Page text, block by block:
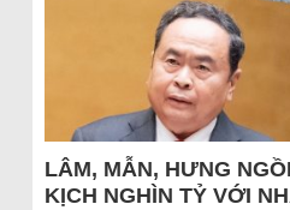
LÂM, MẪN, HƯNG
KỊCH NGHÌN TỶ VỚI